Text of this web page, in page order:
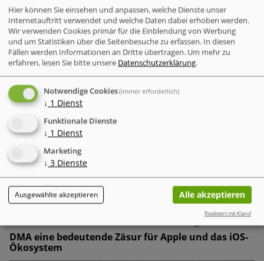
Cyberangriffen zunehmend.
von Cyberattacken weltweit und in Deutschland fühlen sich
die Menschen immer weniger bedroht. Dieses wachsende
Sicherheitsgefühl steht in krassem Gegensatz zur
tatsächlichen Bedrohungslage.
DMA eine bedeutende Zäsur für Apple und das iOS-
Ökosystem
Hier können Sie einsehen und anpassen, welche Dienste unser
Internetauftritt verwendet und welche Daten dabei erhoben werden.
Wir verwenden Cookies primär für die Einblendung von Werbung
und um Statistiken über die Seitenbesuche zu erfassen. In diesen
Fällen werden Informationen an Dritte übertragen. Um mehr zu
erfahren, lesen Sie bitte unsere Datenschutzerklärung.
Notwendige Cookies(immer erforderlich)
↓ 1 Dienst
Funktionale Dienste
↓ 1 Dienst
Marketing
↓ 3 Dienste
Ausgewählte akzeptieren Alle akzeptieren
Realisiert mit Klaro!